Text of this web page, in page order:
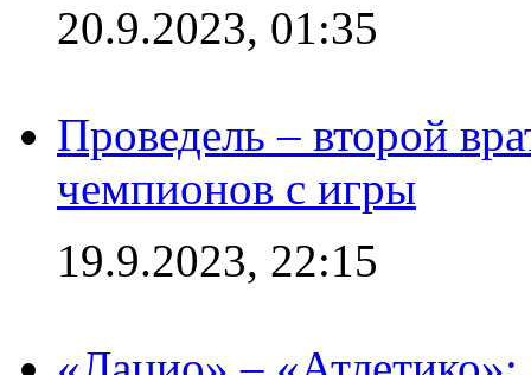
20.9.2023, 01:35
Проведель – второй
чемпионов с игры
19.9.2023, 22:15